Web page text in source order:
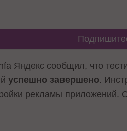
Яндекс сообщил, что
успешно завершено.
рекламы приложений.